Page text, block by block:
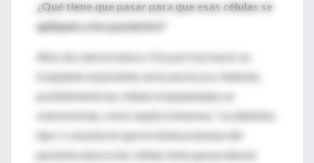
¿Qué tiene que pasar para que esas células se
apliquen a los pacientes?
Años de ciencia básica. Hoy por hoy hacer un
trasplante al paciente sería una locura. Además,
posiblemente las células trasplantadas no
sobrevivirían, como explica Solomon. “La diabetes
tipo 1 consiste en que el sistema inmune del
paciente ataca a las células beta que producen